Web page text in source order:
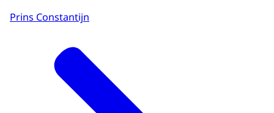
Prins Constantijn